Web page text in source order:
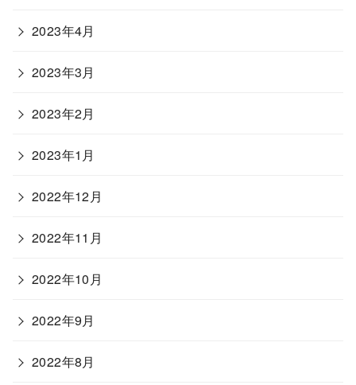
2023年4月
2023年3月
2023年2月
2023年1月
2022年12月
2022年11月
2022年10月
2022年9月
2022年8月